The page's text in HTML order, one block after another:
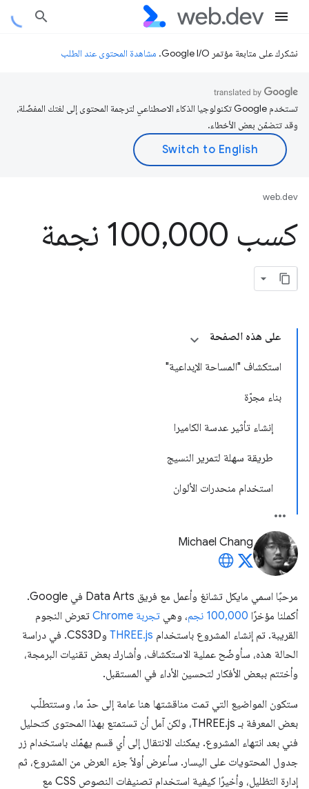
نشكرك على متابعة مؤتمر Google I/O. مشاهدة المحتوى عند الطلب
تستخدم Google تكنولوجيا الذكاء الاصطناعي لترجمة المحتوى إلى لغتك المفضّلة،
وقد تتضمّن بعض الأخطاء.
web.dev
كسب 100 ,000 نجمة
على هذه الصفحة
استكشاف "المساحة الإبداعية"
بناء مجرّة
إنشاء تأثير عدسة الكاميرا
طريقة سهلة لتمرير النسيج
استخدام منحدرات الألوان
Michael Chang
مرحبًا اسمي مايكل تشانغ وأعمل مع فريق Data Arts في Google.
أكملنا مؤخرًا 100,000 نجم ، وهي تجربة Chrome
تعرض النجوم
القريبة. تم إنشاء المشروع باستخدام THREE.js
وCSS3D. في دراسة
الحالة هذه، سأوضّح عملية الاستكشاف، وأشارك بعض تقنيات البرمجة،
وأختتم ببعض الأفكار لتحسين الأداء في المستقبل.
ستكون المواضيع التي تمت مناقشتها هنا عامة إلى حدّ ما، وستتطلّب
بعض المعرفة بـ THREE.js، ولكن آمل أن تستمتع بهذا المحتوى كتحليل
فني بعد انتهاء المشروع. يمكنك الانتقال إلى أي قسم يهمّك باستخدام زر
جدول المحتويات على اليسار. سأعرض أولاً جزء العرض من المشروع، ثم
إدارة التظليل، وأخيرًا كيفية استخدام تصنيفات النصوص CSS مع